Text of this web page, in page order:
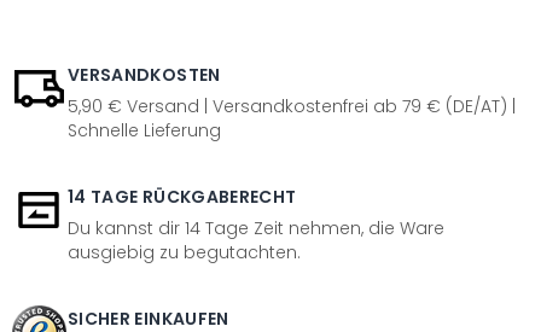
VERSANDKOSTEN
5,90 € Versand | Versandkostenfrei ab 79 € (DE/AT) |
Schnelle Lieferung
14 TAGE RÜCKGABERECHT
Du kannst dir 14 Tage Zeit nehmen, die Ware
ausgiebig zu begutachten.
SICHER EINKAUFEN